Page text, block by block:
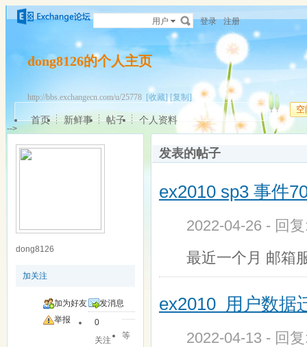
用户 登录 注册
dong8126的个人主页
http://bbs.exchangecn.com/u/25778 [收藏] [复制]
空
首页 新鲜事 帖子 个人资料
-->
dong8126
加关注
加为好友
发消息
举报
0
关注
等
发表的帖子
ex2010 sp3 事件
2022-04-26 - 回
最近一个月 邮箱
ex2010 用户数据
2022-04-13 - 回